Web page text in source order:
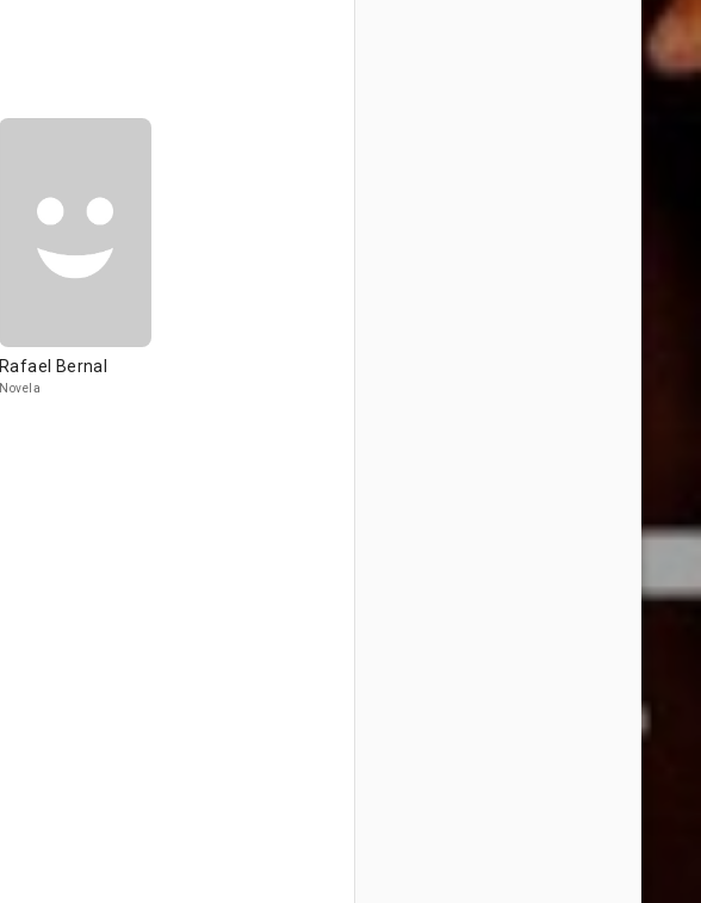
Rafael Bernal
Novela